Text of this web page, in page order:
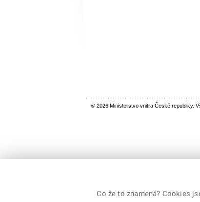
© 2026 Ministerstvo vnitra České republiky.
Co že to znamená? Cookies